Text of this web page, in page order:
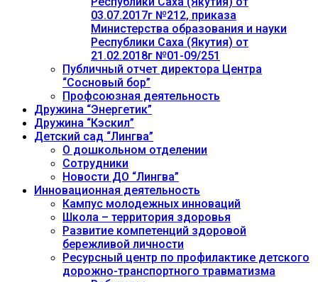
03.07.2017г №212, приказа
Министерства образования и науки
Республики Саха (Якутия) от
21.02.2018г №01-09/251
Публичный отчет директора Центра
“Сосновый бор”
Профсоюзная деятельность
Дружина “Энергетик”
Дружина “Кэскил”
Детский сад “Лингва”
О дошкольном отделении
Сотрудники
Новости ДО “Лингва”
Инновационная деятельность
Кампус молодежных инноваций
Школа – территория здоровья
Развитие компетенций здоровой
бережливой личности
Ресурсный центр по профилактике детского
дорожно-транспортного травматизма